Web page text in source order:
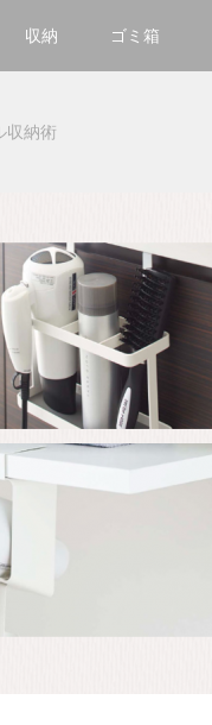
収納 ゴミ箱
収納術